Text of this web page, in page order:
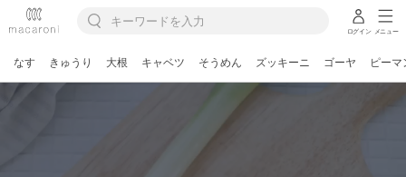
ログイン メニュー
なす きゅうり 大根 キャベツ そうめん ズッキーニ ゴーヤ ピーマ